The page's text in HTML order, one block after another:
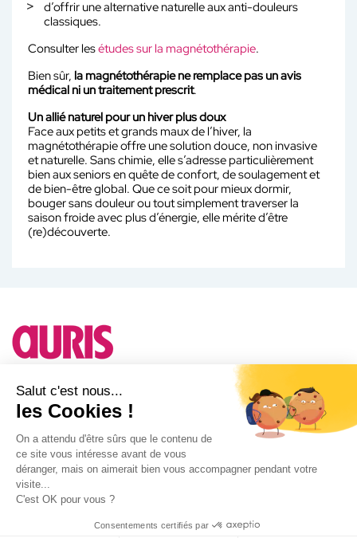
d’offrir une alternative naturelle aux anti-douleurs
classiques.
Consulter lesétudes sur la magnétothérapie.
Bien sûr, la magnétothérapie ne remplace pas un avis
médical ni un traitement prescrit.
Un allié naturel pour un hiver plus doux
Face aux petits et grands maux de l’hiver, la
magnétothérapie offre une solution douce, non invasive
et naturelle. Sans chimie, elle s’adresse particulièrement
bien aux seniors en quête de confort, de soulagement et
de bien-être global. Que ce soit pour mieux dormir,
bouger sans douleur ou tout simplement traverser la
saison froide avec plus d’énergie, elle mérite d’être
(re)découverte.
A propos d'Auris
Notre actualité
Facebook
Instagram
Politique de confidentialité|Mentions légales
Salut c'est nous...
les Cookies !
On a attendu d'être sûrs que le contenu de
ce site vous intéresse avant de vous
déranger, mais on aimerait bien vous accompagner pendant votre
visite...
C'est OK pour vous ?
Consentements certifiés par